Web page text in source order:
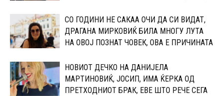
СО ГОДИНИ НЕ САКАА ОЧИ ДА СИ ВИДАТ,
ДРАГАНА МИРКОВИЌ БИЛА МНОГУ ЛУТА
НА ОВОЈ ПОЗНАТ ЧОВЕК, ОВА Е ПРИЧИНАТА
НОВИОТ ДЕЧКО НА ДАНИЈЕЛА
МАPТИНОВИЌ, ЈОСИП, ИМА ЌЕPКА ОД
ПPЕТХОДНИОТ БРАК, ЕВЕ ШТО РЕЧЕ СЕГА